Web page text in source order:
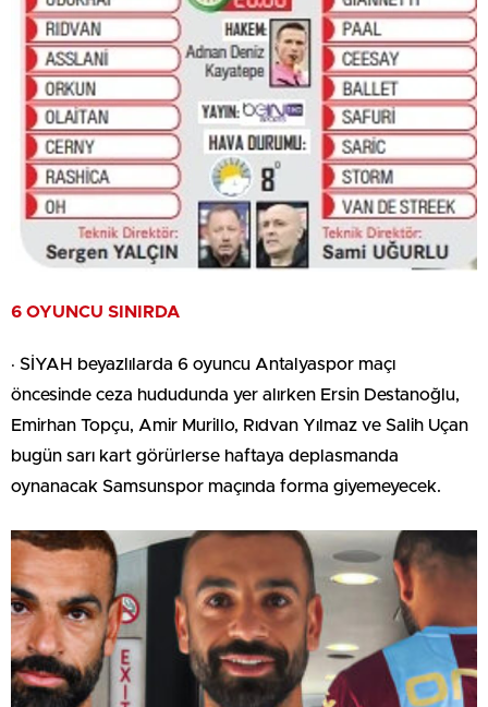
6 OYUNCU SINIRDA
· SİYAH beyazlılarda 6 oyuncu Antalyaspor maçı
öncesinde ceza hududunda yer alırken Ersin Destanoğlu,
Emirhan Topçu, Amir Murillo, Rıdvan Yılmaz ve Salih Uçan
bugün sarı kart görürlerse haftaya deplasmanda
oynanacak Samsunspor maçında forma giyemeyecek.